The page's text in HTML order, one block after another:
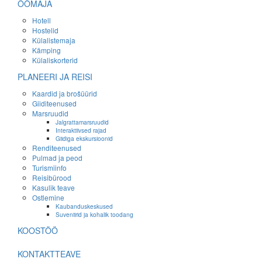
ÖÖMAJA
Hotell
Hostelid
Külalistemaja
Kämping
Külaliskorterid
PLANEERI JA REISI
Kaardid ja brošüürid
Giiditeenused
Marsruudid
Jalgrattamarsruudid
Interaktiivsed rajad
Giidiga ekskursioonid
Renditeenused
Pulmad ja peod
Turismiinfo
Reisibürood
Kasulik teave
Ostlemine
Kaubanduskeskused
Suveniirid ja kohalik toodang
KOOSTÖÖ
KONTAKTTEAVE